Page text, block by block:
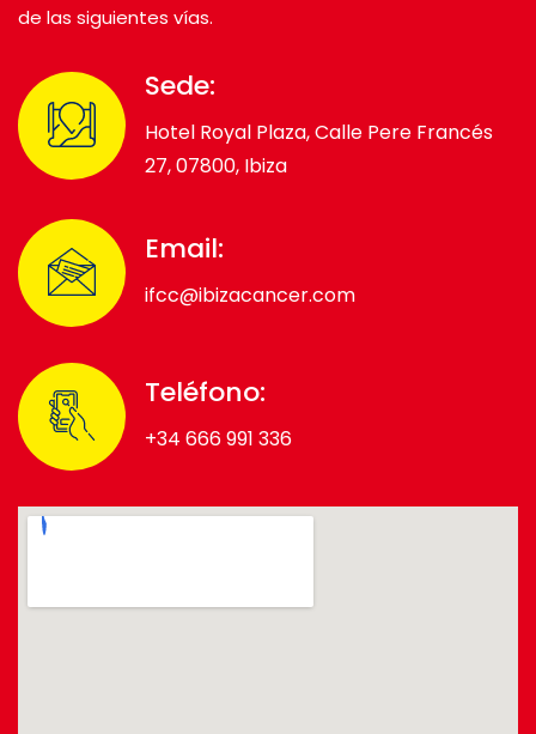
de las siguientes vías.
Sede:
Hotel Royal Plaza, Calle Pere Francés
27, 07800, Ibiza
Email:
ifcc@ibizacancer.com
Teléfono:
+34 666 991 336